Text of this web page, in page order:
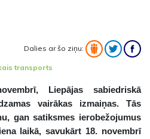
Dalies ar šo ziņu:
transports
Liepājas sabiedriskā
vairākas izmaiņas. Tās
gan satiksmes ierobežojumus
laikā, savukārt 18. novembrī